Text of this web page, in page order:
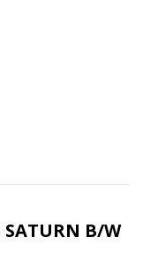
SATURN B/W